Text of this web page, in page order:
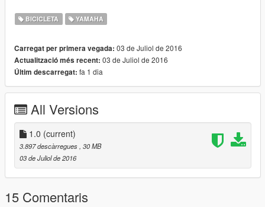
update\x64\dlcpacks\patchday3ng\dlc.rpf\x64\levels\GTA5\vehi
Replaces (Ruffian)
By modeling credits
For Conversion: Picanha 3D
BICICLETA YAMAHA
Carregat per primera vegada: 03 de Juliol de 2016
Actualització més recent: 03 de Juliol de 2016
Últim descarregat: fa 1 dia
All Versions
1.0 (current)
3.897 descàrregues , 30 MB
03 de Juliol de 2016
15 Comentaris